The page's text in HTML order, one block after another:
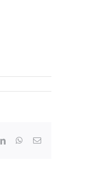
LinkedInWhatsApp
Email